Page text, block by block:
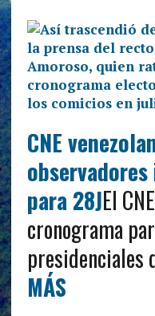
CNE
para 28JEl
cronograma
presidenciales
MÁS